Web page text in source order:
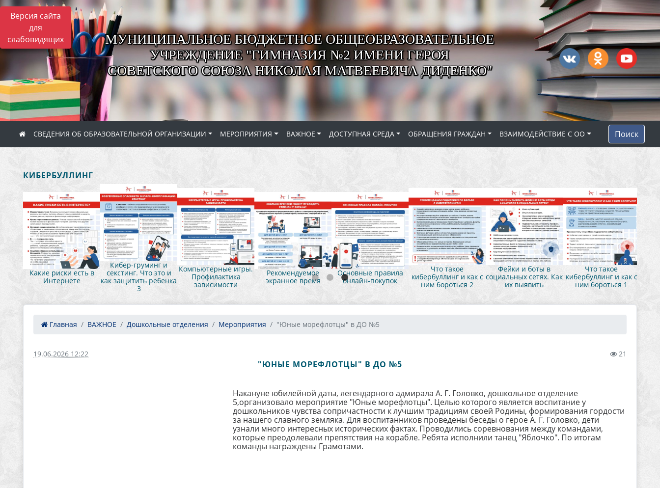
Версия сайта
для
слабовидящих
МУНИЦИПАЛЬНОЕ БЮДЖЕТНОЕ ОБЩЕОБРАЗОВАТЕЛЬНОЕ
УЧРЕЖДЕНИЕ "ГИМНАЗИЯ №2 ИМЕНИ ГЕРОЯ
СОВЕТСКОГО СОЮЗА НИКОЛАЯ МАТВЕЕВИЧА ДИДЕНКО"
СВЕДЕНИЯ ОБ ОБРАЗОВАТЕЛЬНОЙ ОРГАНИЗАЦИИ МЕРОПРИЯТИЯ ВАЖНОЕ ДОСТУПНАЯ СРЕДА ОБРАЩЕНИЯ ГРАЖДАН ВЗАИМОДЕЙСТВИЕ С ОО Поиск
КИБЕРБУЛЛИНГ
Какие риски есть в
Интернете
Кибер-груминг и
секстинг. Что это и
как защитить ребенка
3
Компьютерные игры.
Профилактика
зависимости
Рекомендуемое
экранное время
Основные правила
онлайн-покупок
Что такое
кибербуллинг и как с
ним бороться 2
Фейки и боты в
социальных сетях. Как
их выявить
Что такое
кибербуллинг и как с
ним бороться 1
Главная ВАЖНОЕ Дошкольные отделения Мероприятия "Юные морефлотцы" в ДО №5
19.06.2026 12:22 21
"ЮНЫЕ МОРЕФЛОТЦЫ" В ДО №5
Накануне юбилейной даты, легендарного адмирала А. Г. Головко, дошкольное отделение
5,организовало мероприятие "Юные морефлотцы". Целью которого является воспитание у
дошкольников чувства сопричастности к лучшим традициям своей Родины, формирования гордости
за нашего славного земляка. Для воспитанников проведены беседы о герое А. Г. Головко, дети
узнали много интересных исторических фактах. Проводились соревнования между командами,
которые преодолевали препятствия на корабле. Ребята исполнили танец "Яблочко". По итогам
команды награждены Грамотами.